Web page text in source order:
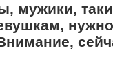
мужики,